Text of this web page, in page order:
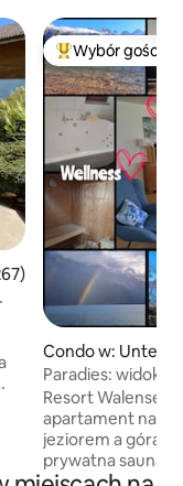
ocena: 4,9 na 5, liczba
Wybór gości
Condo w:
Paradies: widoki,
nad jeziorem
Resort Walensee
apartament na
jeziorem a górami
prywatna sauna i
hydromasażem **** Region oferuje